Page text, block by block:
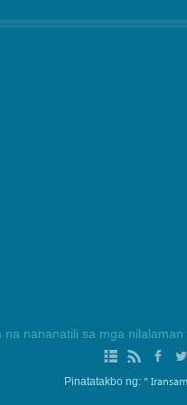
nananatili sa mga
Pinatatakbo ng: "